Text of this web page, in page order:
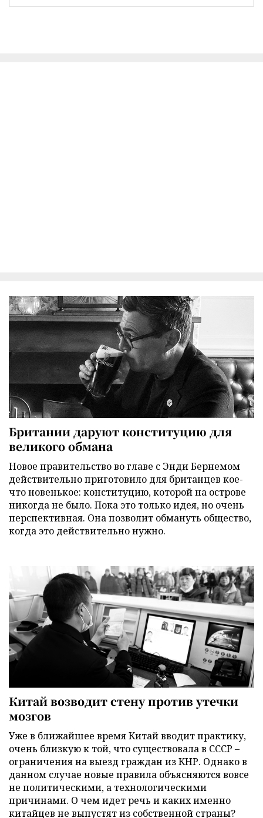
Британии даруют конституцию для
великого обмана
Новое правительство во главе с Энди Бернемом
действительно приготовило для британцев кое-
что новенькое: конституцию, которой на острове
никогда не было. Пока это только идея, но очень
перспективная. Она позволит обмануть общество,
когда это действительно нужно.
Китай возводит стену против утечки
мозгов
Уже в ближайшее время Китай вводит практику,
очень близкую к той, что существовала в СССР –
ограничения на выезд граждан из КНР. Однако в
данном случае новые правила объясняются вовсе
не политическими, а технологическими
причинами. О чем идет речь и каких именно
китайцев не выпустят из собственной страны?